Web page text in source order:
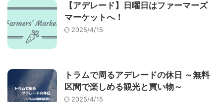
【アデレード】日曜日はファーマーズ
マーケットへ！
2025/4/15
トラムで周るアデレードの休日 ～無料
区間で楽しめる観光と買い物～
2025/4/15